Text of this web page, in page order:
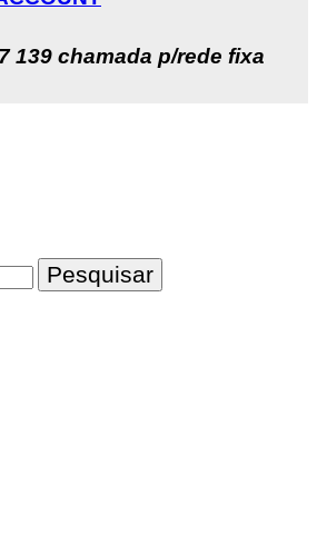
139 chamada p/rede fixa